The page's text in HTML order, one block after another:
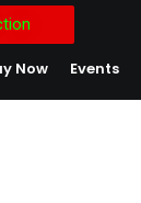
Now Events